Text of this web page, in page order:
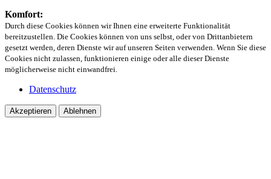
Komfort:
Durch diese Cookies können wir Ihnen eine erweiterte Funktionalität
bereitzustellen. Die Cookies können von uns selbst, oder von Drittanbietern
gesetzt werden, deren Dienste wir auf unseren Seiten verwenden. Wenn Sie diese
Cookies nicht zulassen, funktionieren einige oder alle dieser Dienste
möglicherweise nicht einwandfrei.
Datenschutz
Akzeptieren Ablehnen